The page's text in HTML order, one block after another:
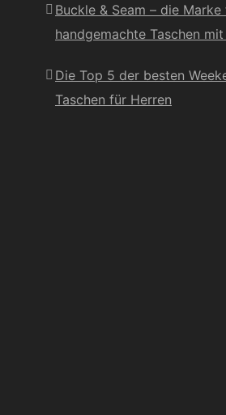
Buckle & Seam – die Marke
handgemachte Taschen
Die Top 5 der besten
Taschen für Herren